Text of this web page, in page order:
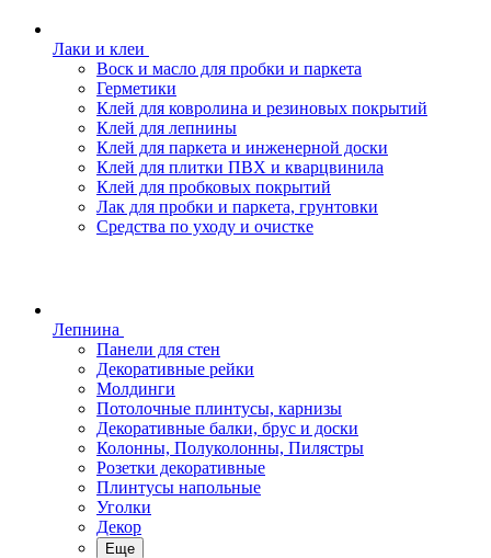
Лаки и клеи
Воск и масло для пробки и паркета
Герметики
Клей для ковролина и резиновых покрытий
Клей для лепнины
Клей для паркета и инженерной доски
Клей для плитки ПВХ и кварцвинила
Клей для пробковых покрытий
Лак для пробки и паркета, грунтовки
Средства по уходу и очистке
Лепнина
Панели для стен
Декоративные рейки
Молдинги
Потолочные плинтусы, карнизы
Декоративные балки, брус и доски
Колонны, Полуколонны, Пилястры
Розетки декоративные
Плинтусы напольные
Уголки
Декор
Еще